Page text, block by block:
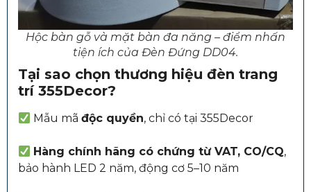
Hộc bàn gỗ và mặt bàn đa năng – điểm nhấn
tiện ích của Đèn Đứng DD04.
Tại sao chọn thương hiệu đèn trang
trí 355Decor?
Mẫu mãđộc quyền, chỉ có tại 355Decor
Hàng chính hãng có chứng từ VAT, CO/CQ,
bảo hành LED 2 năm, động cơ 5–10 năm